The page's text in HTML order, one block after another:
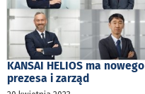
KANSAI HELIOS ma nowego
prezesa i zarząd